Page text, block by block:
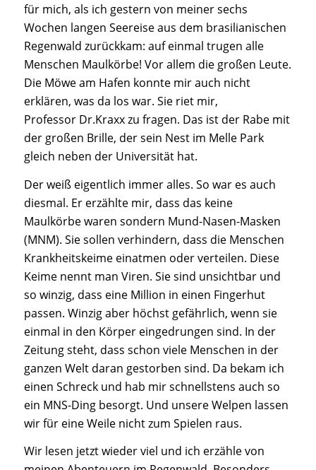
für mich, als ich gestern von meiner sechs
Wochen langen Seereise aus dem brasilianischen
Regenwald zurückkam: auf einmal trugen alle
Menschen Maulkörbe! Vor allem die großen Leute.
Die Möwe am Hafen konnte mir auch nicht
erklären, was da los war. Sie riet mir,
Professor Dr.Kraxx zu fragen. Das ist der Rabe mit
der großen Brille, der sein Nest im Melle Park
gleich neben der Universität hat.
Der weiß eigentlich immer alles. So war es auch
diesmal. Er erzählte mir, dass das keine
Maulkörbe waren sondern Mund-Nasen-Masken
(MNM). Sie sollen verhindern, dass die Menschen
Krankheitskeime einatmen oder verteilen. Diese
Keime nennt man Viren. Sie sind unsichtbar und
so winzig, dass eine Million in einen Fingerhut
passen. Winzig aber höchst gefährlich, wenn sie
einmal in den Körper eingedrungen sind. In der
Zeitung steht, dass schon viele Menschen in der
ganzen Welt daran gestorben sind. Da bekam ich
einen Schreck und hab mir schnellstens auch so
ein MNS-Ding besorgt. Und unsere Welpen lassen
wir für eine Weile nicht zum Spielen raus.
Wir lesen jetzt wieder viel und ich erzähle von